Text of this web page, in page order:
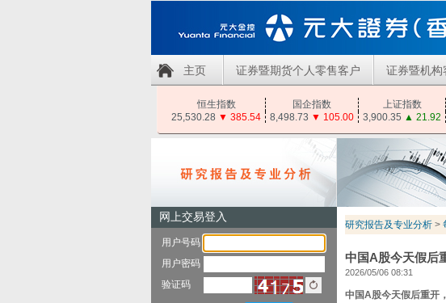
主页 证券暨期货个人零售客户 证券暨机构
恒生指数 国企指数 上证指数
25,530.28 ▼ 385.54 8,498.73 ▼ 105.00 3,900.35 ▲ 21.92
研究报告及专业分析 >
中国A股今天假后
2026/05/06 08:31
中国A股今天假后重开